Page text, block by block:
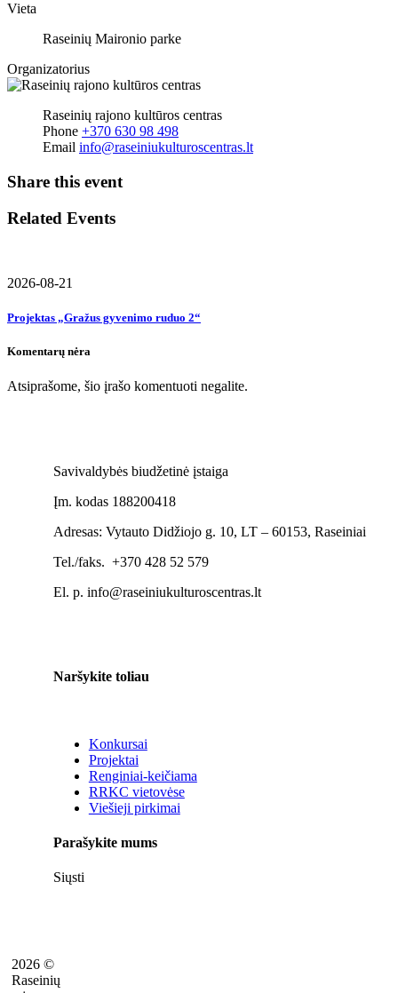
Vieta
Raseinių Maironio parke
Organizatorius
Raseinių rajono kultūros centras
Phone +370 630 98 498
Email info@raseiniukulturoscentras.lt
Share this event
Related Events
2026-08-21
Projektas „Gražus gyvenimo ruduo 2“
Komentarų nėra
Atsiprašome, šio įrašo komentuoti negalite.
Savivaldybės biudžetinė įstaiga
Įm. kodas 188200418
Adresas: Vytauto Didžiojo g. 10, LT – 60153, Raseiniai
Tel./faks. +370 428 52 579
El. p. info@raseiniukulturoscentras.lt
Naršykite toliau
Konkursai
Projektai
Renginiai-keičiama
RRKC vietovėse
Viešieji pirkimai
Parašykite mums
Siųsti
2026 ©
Raseinių